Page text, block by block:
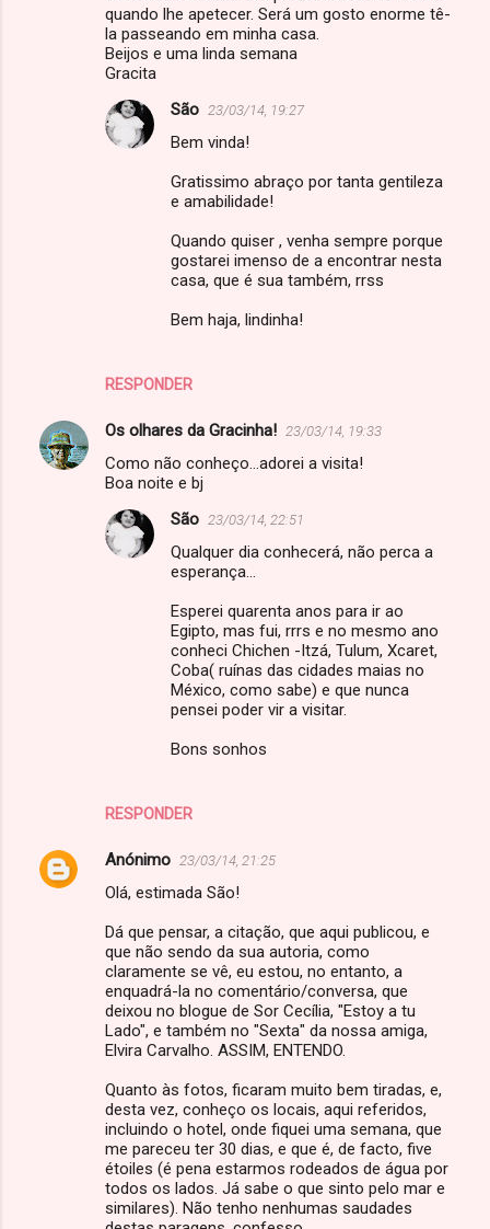
quando lhe apetecer. Será um gosto enorme tê-
la passeando em minha casa.
Beijos e uma linda semana
Gracita
RESPONDER
São 23/03/14, 19:27
Bem vinda!
Gratissimo abraço por tanta gentileza
e amabilidade!
Quando quiser , venha sempre porque
gostarei imenso de a encontrar nesta
casa, que é sua também, rrss
Bem haja, lindinha!
Os olhares da Gracinha! 23/03/14, 19:33
Como não conheço...adorei a visita!
Boa noite e bj
RESPONDER
São 23/03/14, 22:51
Qualquer dia conhecerá, não perca a
esperança...
Esperei quarenta anos para ir ao
Egipto, mas fui, rrrs e no mesmo ano
conheci Chichen -Itzá, Tulum, Xcaret,
Coba( ruínas das cidades maias no
México, como sabe) e que nunca
pensei poder vir a visitar.
Bons sonhos
Anónimo 23/03/14, 21:25
Olá, estimada São!
Dá que pensar, a citação, que aqui publicou, e
que não sendo da sua autoria, como
claramente se vê, eu estou, no entanto, a
enquadrá-la no comentário/conversa, que
deixou no blogue de Sor Cecília, "Estoy a tu
Lado", e também no "Sexta" da nossa amiga,
Elvira Carvalho. ASSIM, ENTENDO.
Quanto às fotos, ficaram muito bem tiradas, e,
desta vez, conheço os locais, aqui referidos,
incluindo o hotel, onde fiquei uma semana, que
me pareceu ter 30 dias, e que é, de facto, five
étoiles (é pena estarmos rodeados de água por
todos os lados. Já sabe o que sinto pelo mar e
similares). Não tenho nenhumas saudades